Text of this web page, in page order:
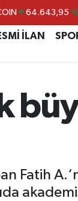
47,6006
BİST100 13.799
İLAN
Fatih